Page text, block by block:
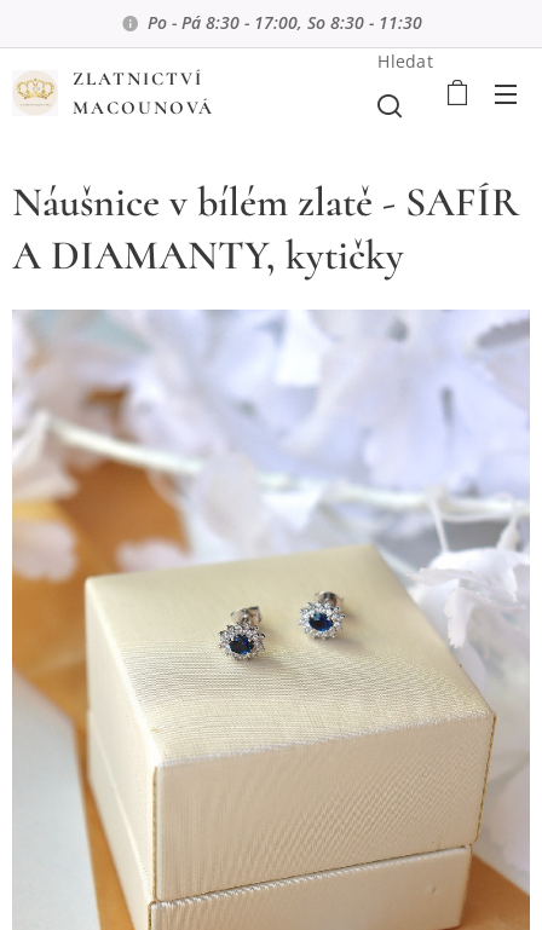
Po - Pá 8:30 - 17:00, So 8:30 - 11:30
ZLATNICTVÍ
MACOUNOVÁ
Hledat
Náušnice v bílém zlatě - SAFÍR
A DIAMANTY, kytičky